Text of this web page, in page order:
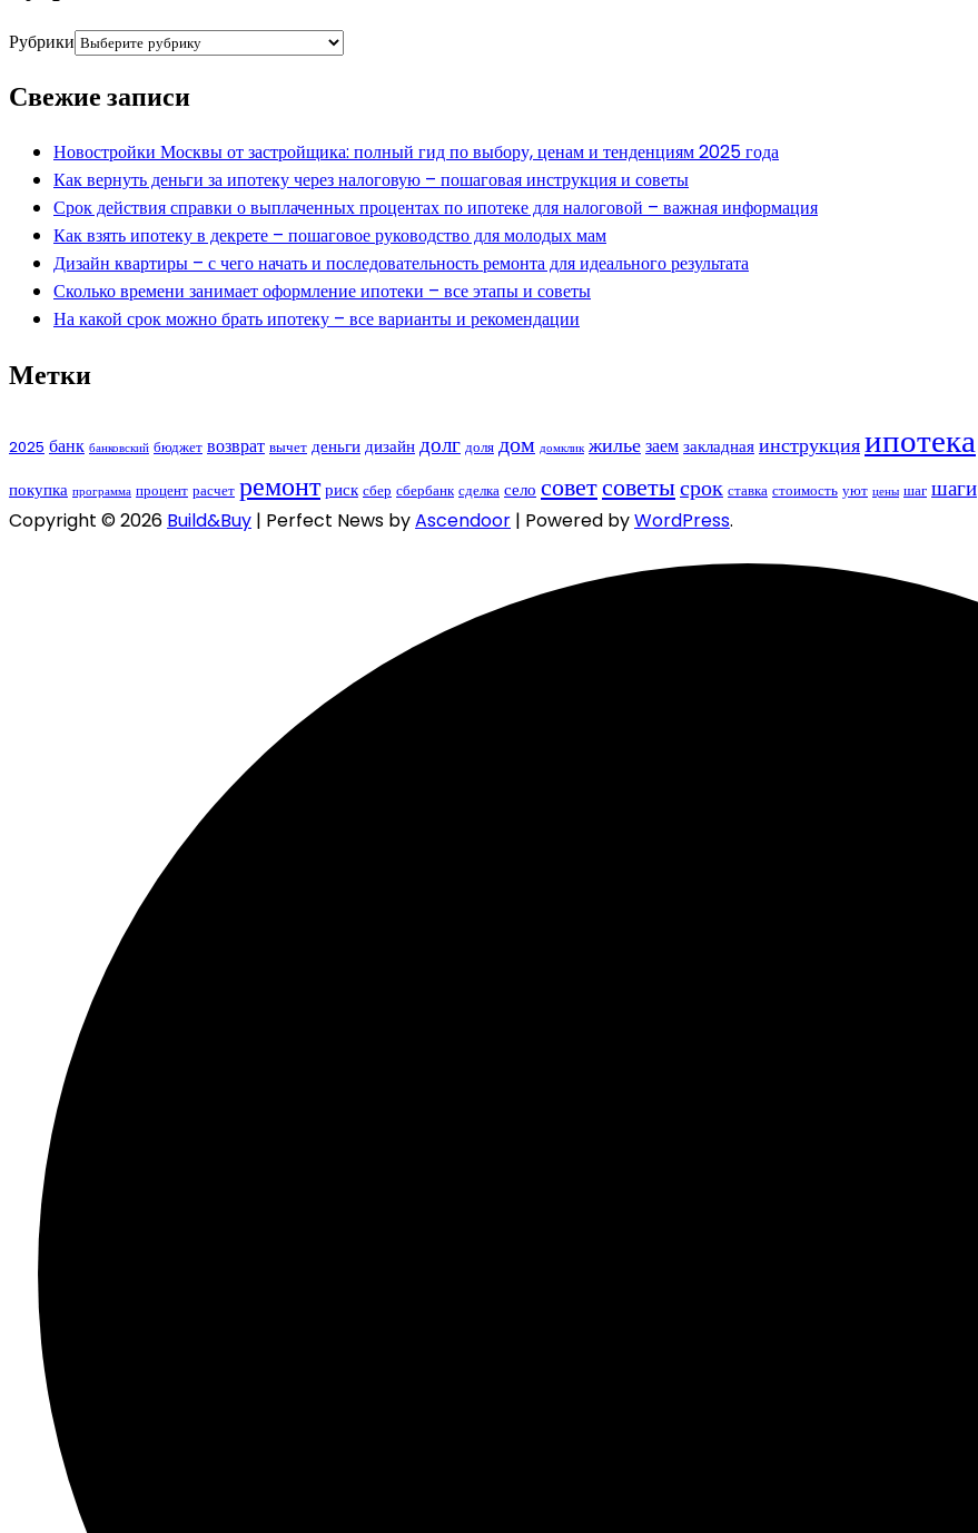
Рубрики
Свежие записи
Новостройки Москвы от застройщика: полный гид по выбору, ценам и тенденциям 2025 года
Как вернуть деньги за ипотеку через налоговую – пошаговая инструкция и советы
Срок действия справки о выплаченных процентах по ипотеке для налоговой – важная информация
Как взять ипотеку в декрете – пошаговое руководство для молодых мам
Дизайн квартиры – с чего начать и последовательность ремонта для идеального результата
Сколько времени занимает оформление ипотеки – все этапы и советы
На какой срок можно брать ипотеку – все варианты и рекомендации
Метки
2025 банк банковский бюджет возврат вычет деньгидизайндолг доля дом домклик жильезаемзакладнаяинструкцияипотека
покупка программа процент расчет ремонтриск сбер сбербанк сделка село советсоветысрок ставка стоимость уют цены шаг шаги
Copyright © 2026 Build&Buy | Perfect News byAscendoor | Powered byWordPress.